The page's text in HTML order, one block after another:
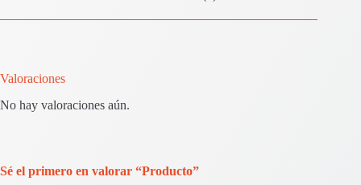
Valoraciones
No hay valoraciones aún.
Sé el primero en valorar “Producto”